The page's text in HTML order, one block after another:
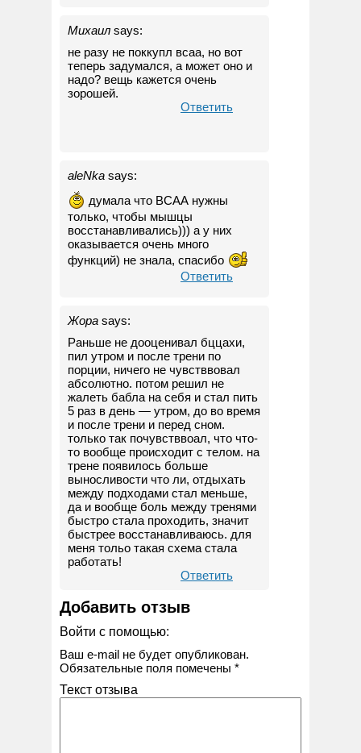
Михаил says:
не разу не поккупл всаа, но вот
теперь задумался, а может оно и
надо? вещь кажется очень
зорошей.
Ответить
aleNka says:
думала что ВСАА нужны
только, чтобы мышцы
восстанавливались))) а у них
оказывается очень много
функций) не знала, спасибо
Ответить
Жора says:
Раньше не дооценивал бццахи,
пил утром и после трени по
порции, ничего не чувстввовал
абсолютно. потом решил не
жалеть бабла на себя и стал пить
5 раз в день — утром, до во время
и после трени и перед сном.
только так почувстввоал, что что-
то вообще происходит с телом. на
трене появилось больше
выносливости что ли, отдыхать
между подходами стал меньше,
да и вообще боль между тренями
быстро стала проходить, значит
быстрее восстанавливаюсь. для
меня тольо такая схема стала
работать!
Ответить
Добавить отзыв
Войти с помощью:
Ваш e-mail не будет опубликован.
Обязательные поля помечены *
Текст отзыва